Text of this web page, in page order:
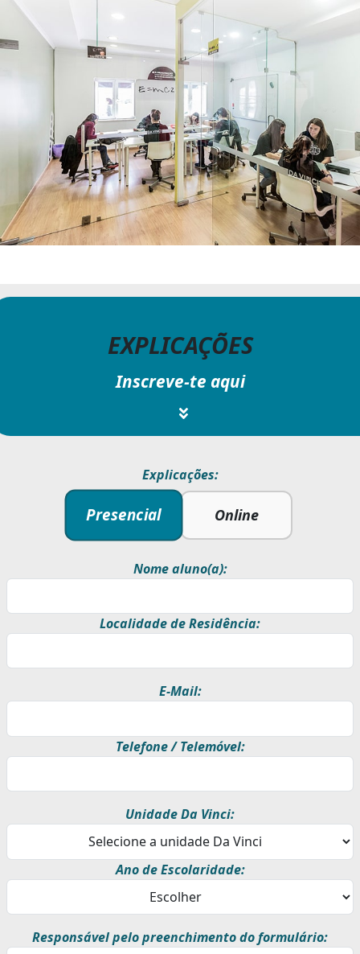
EXPLICAÇÕES
Inscreve-te aqui
Explicações:
Presencial Online
Nome aluno(a):
Localidade de Residência:
E-Mail:
Telefone / Telemóvel:
Unidade Da Vinci:
Ano de Escolaridade:
Responsável pelo preenchimento do formulário: